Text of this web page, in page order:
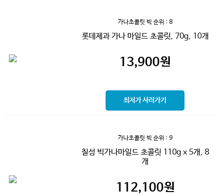
가나초콜릿 빅 순위 : 8
롯데제과 가나 마일드 초콜릿, 70g, 10개
13,900원
최저가 사러가기
가나초콜릿 빅 순위 : 9
칠성 빅가나마일드 초콜릿 110g x 5개, 8
개
112,100원